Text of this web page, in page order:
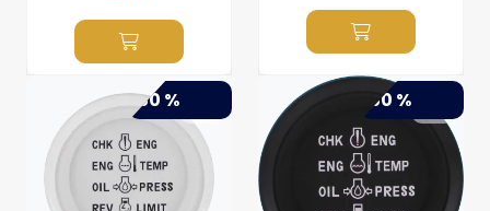
-50 % -50 %
Brannslukkere
Motordeler
Propeller